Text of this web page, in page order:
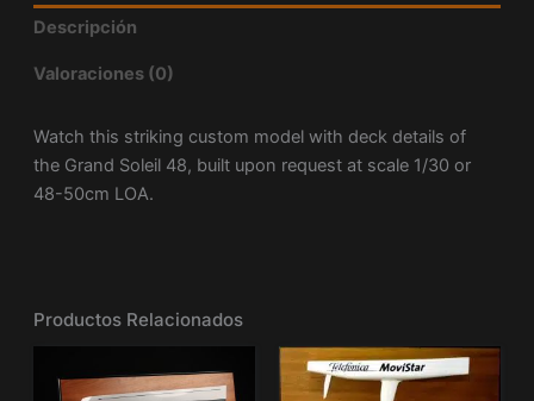
Descripción
Valoraciones (0)
Watch this striking custom model with deck details of
the Grand Soleil 48, built upon request at scale 1/30 or
48-50cm LOA.
Productos Relacionados